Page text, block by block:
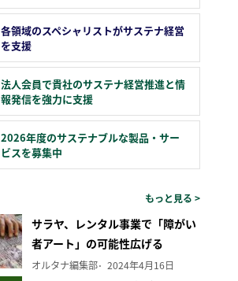
各領域のスペシャリストがサステナ経営
を支援
法人会員で貴社のサステナ経営推進と情
報発信を強力に支援
2026年度のサステナブルな製品・サー
ビスを募集中
もっと見る >
サラヤ、レンタル事業で「障がい
者アート」の可能性広げる
オルタナ編集部 2024年4月16日